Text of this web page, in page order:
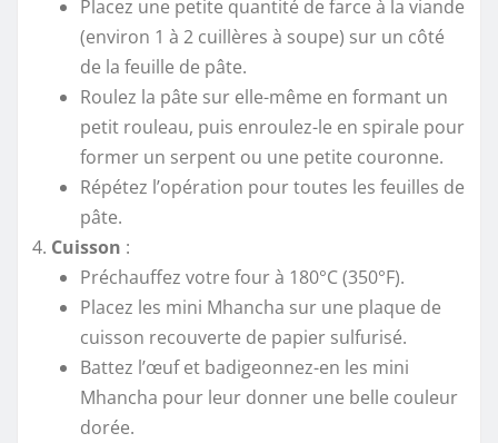
Placez une petite quantité de farce à la viande
(environ 1 à 2 cuillères à soupe) sur un côté
de la feuille de pâte.
Roulez la pâte sur elle-même en formant un
petit rouleau, puis enroulez-le en spirale pour
former un serpent ou une petite couronne.
Répétez l’opération pour toutes les feuilles de
pâte.
Cuisson :
Préchauffez votre four à 180°C (350°F).
Placez les mini Mhancha sur une plaque de
cuisson recouverte de papier sulfurisé.
Battez l’œuf et badigeonnez-en les mini
Mhancha pour leur donner une belle couleur
dorée.